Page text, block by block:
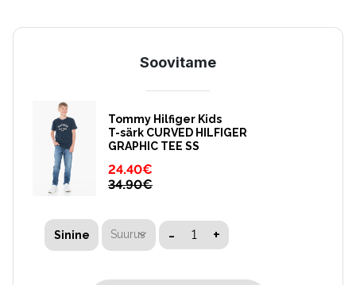
Soovitame
Tommy Hilfiger Kids
T-särk CURVED HILFIGER
GRAPHIC TEE SS
24.40€
34.90€
Sinine Suurus - +